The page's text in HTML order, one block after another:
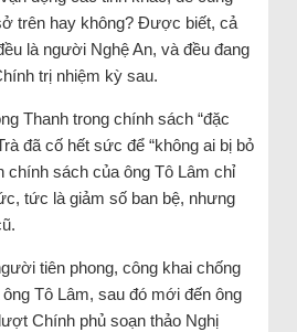
trên hay không? Được biết, cả
là người Nghệ An, và đều đang
trị nhiệm kỳ sau.
Thanh trong chính sách “đặc
đã cố hết sức để “không ai bị bỏ
chính sách của ông Tô Lâm chỉ
tức là giảm số ban bệ, nhưng
tiên phong, công khai chống
Tô Lâm, sau đó mới đến ông
Chính phủ soạn thảo Nghị